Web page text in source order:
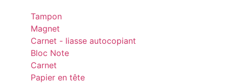
Tampon
Magnet
Carnet - liasse autocopiant
Bloc Note
Carnet
Papier en tête